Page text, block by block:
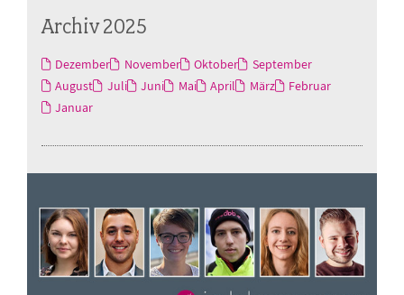
Archiv 2025
Dezember November Oktober
September
August
Juli Juni Mai April März
Februar
Januar